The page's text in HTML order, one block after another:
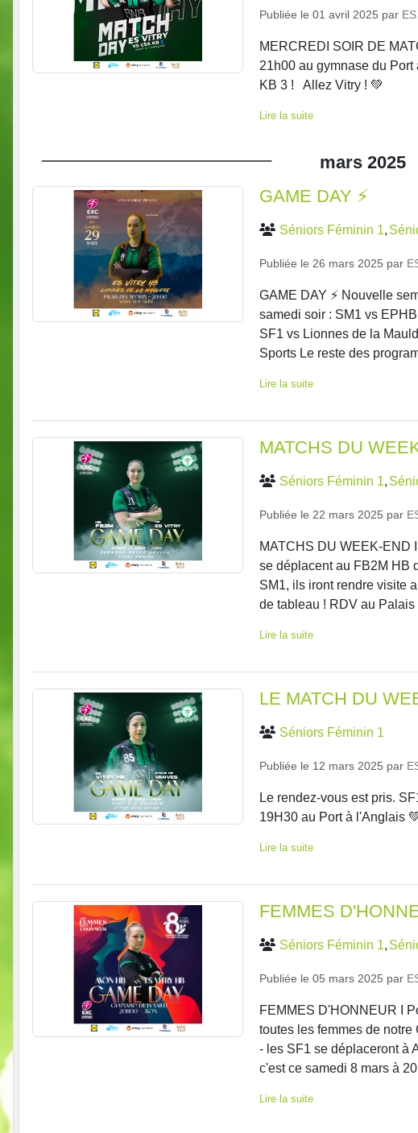
Publiée le 01 avril 2025 par
MERCREDI SOIR DE
21h00 au gymnase du
KB 3 ! Allez Vitry ! 💚
Lire la suite
mars 2025
GAME DAY ⚡️
Séniors Féminin 1
Publiée le 26 mars 2025 par
GAME DAY ⚡️ Nouvelle
samedi soir : SM1 vs
SF1 vs Lionnes de la
Sports Le reste des
Lire la suite
MATCHS DU
Séniors Féminin 1
Publiée le 22 mars 2025 par
MATCHS DU WEEK-END
se déplacent au FB2M HB
SM1, ils iront rendre visite
de tableau ! RDV au Palais
Lire la suite
LE MATCH DU
Séniors Féminin 1
Publiée le 12 mars 2025 par
Le rendez-vous est pris.
19H30 au Port à l'Anglais
Lire la suite
FEMMES
Séniors Féminin 1
Publiée le 05 mars 2025 par
FEMMES D'HONNEUR I
toutes les femmes de
- les SF1 se déplaceront à
c'est ce samedi 8 mars à
Lire la suite